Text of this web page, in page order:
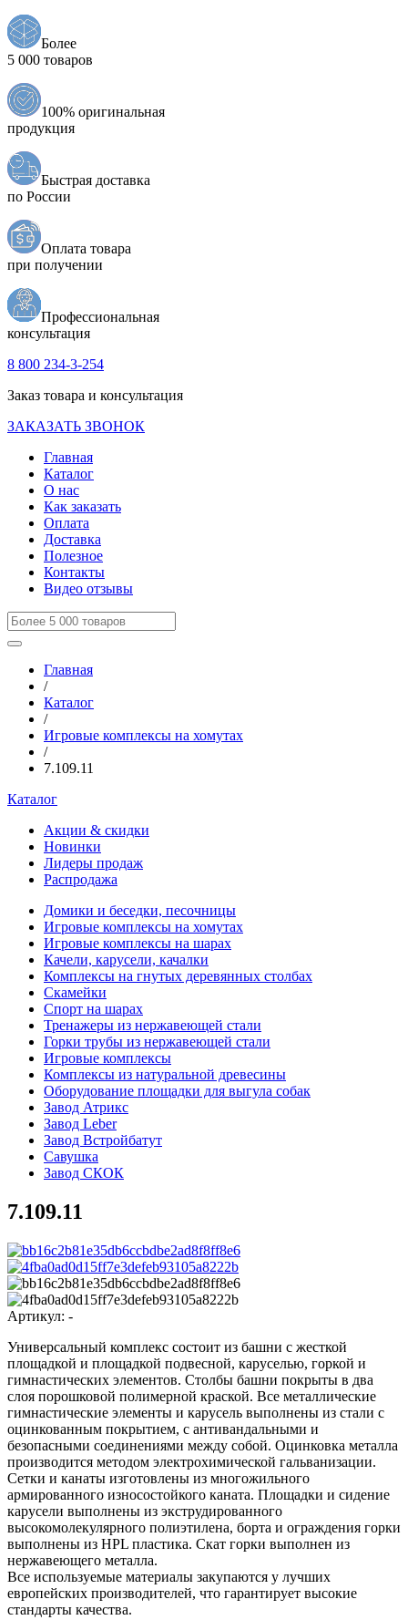
Более
5 000 товаров
100% оригинальная
продукция
Быстрая доставка
по России
Оплата товара
при получении
Профессиональная
консультация
8 800 234-3-254
Заказ товара и консультация
ЗАКАЗАТЬ ЗВОНОК
Главная
Каталог
О нас
Как заказать
Оплата
Доставка
Полезное
Контакты
Видео отзывы
Главная
/
Каталог
/
Игровые комплексы на хомутах
/
7.109.11
Каталог
Акции & скидки
Новинки
Лидеры продаж
Распродажа
Домики и беседки, песочницы
Игровые комплексы на хомутах
Игровые комплексы на шарах
Качели, карусели, качалки
Комплексы на гнутых деревянных столбах
Скамейки
Спорт на шарах
Тренажеры из нержавеющей стали
Горки трубы из нержавеющей стали
Игровые комплексы
Комплексы из натуральной древесины
Оборудование площадки для выгула собак
Завод Атрикс
Завод Leber
Завод Встройбатут
Савушка
Завод СКОК
7.109.11
Артикул: -
Универсальный комплекс состоит из башни с жесткой
площадкой и площадкой подвесной, каруселью, горкой и
гимнастических элементов. Столбы башни покрыты в два
слоя порошковой полимерной краской. Все металлические
гимнастические элементы и карусель выполнены из стали с
оцинкованным покрытием, с антивандальными и
безопасными соединениями между собой. Оцинковка металла
производится методом электрохимической гальванизации.
Сетки и канаты изготовлены из многожильного
армированного износостойкого каната. Площадки и сидение
карусели выполнены из экструдированного
высокомолекулярного полиэтилена, борта и ограждения горки
выполнены из HPL пластика. Скат горки выполнен из
нержавеющего металла.
Все используемые материалы закупаются у лучших
европейских производителей, что гарантирует высокие
стандарты качества.